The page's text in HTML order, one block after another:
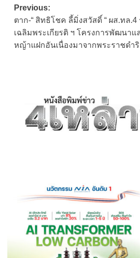
Post
navigation
Previous:
ตาก-“ สิทธิโชค ลี้มิ่งสวัสดิ์ “ ผส.ทล
เฉลิมพระเกียรติ ฯ โครงการพัฒนา
หญ้าแฝกอันเนื่องมาจากพระราชดำริ